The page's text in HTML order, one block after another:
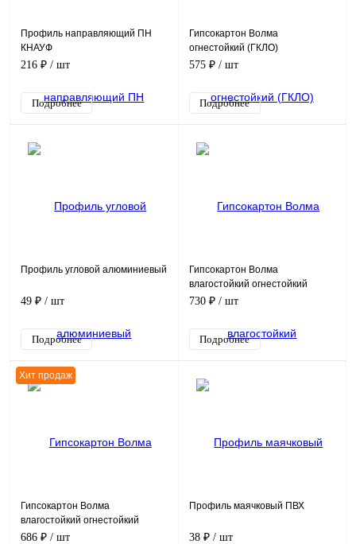
Профиль направляющий ПН
КНАУФ
216 ₽ / шт
Подробнее
Гипсокартон Волма
огнестойкий (ГКЛО)
575 ₽ / шт
Подробнее
Профиль угловой алюминиевый
49 ₽ / шт
Подробнее
Гипсокартон Волма
влагостойкий огнестойкий
усиленный (ГКЛВОУ)
730 ₽ / шт
Подробнее
Хит продаж
Гипсокартон Волма
влагостойкий огнестойкий
(ГКЛВО)
686 ₽ / шт
Профиль маячковый ПВХ
38 ₽ / шт